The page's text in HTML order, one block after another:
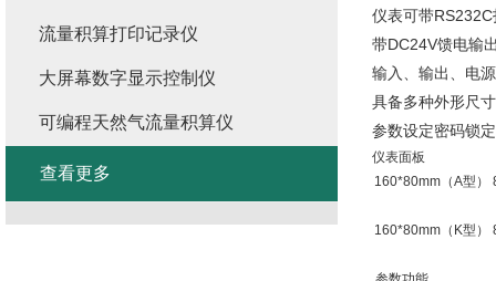
仪表可带
带DC24V馈电输
输入、输出、电
具备多种外形尺
参数设定密码锁
仪表面板
160*80mm（A型）
160*80mm（K型）
流量积算打印记录仪
大屏幕数字显示控制仪
可编程天然气流量积算仪
查看更多